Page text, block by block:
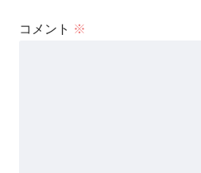
コメント ※